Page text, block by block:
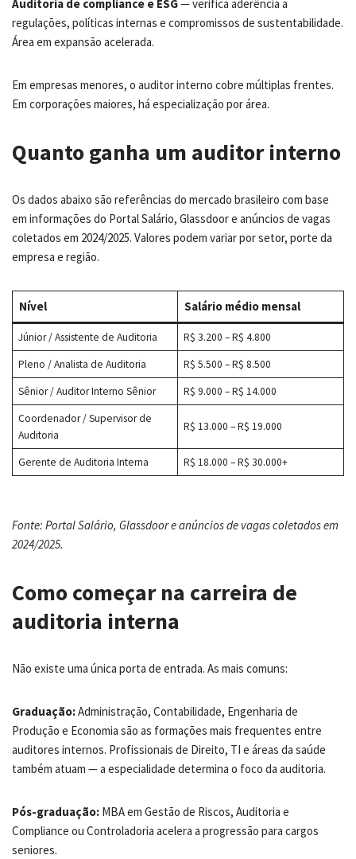
Auditoria de compliance e ESG— verifica aderência a
regulações, políticas internas e compromissos de sustentabilidade.
Área em expansão acelerada.
Em empresas menores, o auditor interno cobre múltiplas frentes.
Em corporações maiores, há especialização por área.
Quanto ganha um auditor interno
Os dados abaixo são referências do mercado brasileiro com base
em informações do Portal Salário, Glassdoor e anúncios de vagas
coletados em 2024/2025. Valores podem variar por setor, porte da
empresa e região.
Nível Salário médio mensal
Júnior / Assistente de Auditoria
R$ 3.200 – R$ 4.800
Pleno / Analista de Auditoria
R$ 5.500 – R$ 8.500
Sênior / Auditor Interno Sênior
R$ 9.000 – R$ 14.000
Coordenador / Supervisor de
Auditoria
R$ 13.000 – R$ 19.000
Gerente de Auditoria Interna R$ 18.000 – R$ 30.000+
Fonte: Portal Salário, Glassdoor e anúncios de vagas coletados em
2024/2025.
Como começar na carreira de
auditoria interna
Não existe uma única porta de entrada. As mais comuns:
Graduação:Administração, Contabilidade, Engenharia de
Produção e Economia são as formações mais frequentes entre
auditores internos. Profissionais de Direito, TI e áreas da saúde
também atuam — a especialidade determina o foco da auditoria.
Pós-graduação: MBA em Gestão de Riscos, Auditoria e
Compliance ou Controladoria acelera a progressão para cargos
seniores.